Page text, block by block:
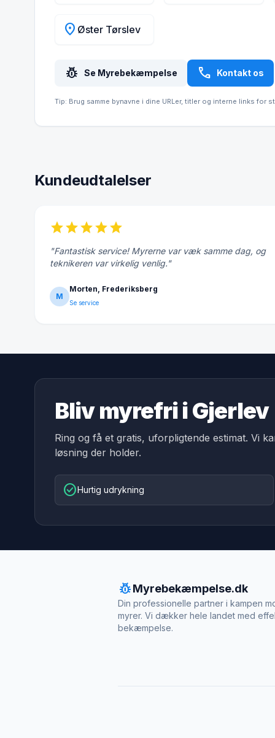
location_on Øster Tørslev
pest_control Se Myrebekæmpelse call Kontakt os
Tip: Brug samme bynavne i dine URLer, titler og interne links for
Kundeudtalelser
starstarstarstarstar
"Fantastisk service! Myrerne var væk samme dag, og
teknikeren var virkelig venlig."
M
Morten, Frederiksberg
Se service
Bliv myrefri i Gjerlev
Ring og få et gratis, uforpligtende estimat. Vi
løsning der holder.
check_circleHurtig udrykning
pest_controlMyrebekæmpelse.dk
Din professionelle partner i kampen
myrer. Vi dækker hele landet med
bekæmpelse.